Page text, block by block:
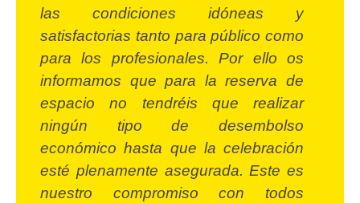
las condiciones idóneas y
satisfactorias tanto para público como
para los profesionales. Por ello os
informamos que para la reserva de
espacio no tendréis que realizar
ningún tipo de desembolso
económico hasta que la celebración
esté plenamente asegurada. Este es
nuestro compromiso con todos